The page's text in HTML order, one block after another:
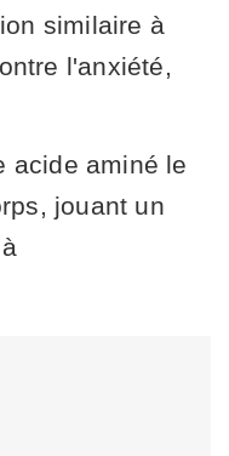
similaire à
l'anxiété,
acide aminé le
jouant un